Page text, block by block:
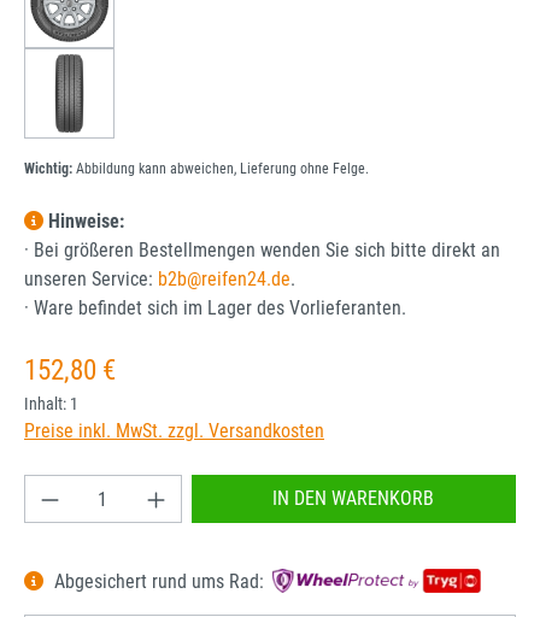
Wichtig: Abbildung kann abweichen, Lieferung ohne Felge.
Hinweise:
· Bei größeren Bestellmengen wenden Sie sich bitte direkt an
unseren Service: b2b@reifen24.de.
· Ware befindet sich im Lager des Vorlieferanten.
Regulärer Preis:
152,80 €
Inhalt: 1
Preise inkl. MwSt. zzgl. Versandkosten
Produkt Anzahl: Gib den gewünschten Wert
IN DEN WARENKORB
Abgesichert rund ums Rad: